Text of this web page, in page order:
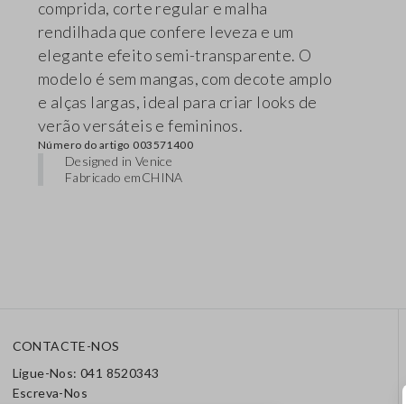
comprida, corte regular e malha
rendilhada que confere leveza e um
elegante efeito semi-transparente. O
modelo é sem mangas, com decote amplo
e alças largas, ideal para criar looks de
verão versáteis e femininos.
Número do artigo 003571400
Designed in Venice
Fabricado emCHINA
CONTACTE-NOS
Ligue-Nos: 041 8520343
Escreva-Nos